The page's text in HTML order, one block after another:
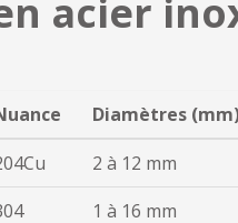
acier
Diamètres
2 à 12 mm
1 à 16 mm